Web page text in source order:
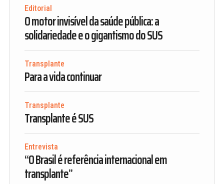
Editorial
O motor invisível da saúde pública: a
solidariedade e o gigantismo do SUS
Transplante
Para a vida continuar
Transplante
Transplante é SUS
Entrevista
“O Brasil é referência internacional em
transplante”